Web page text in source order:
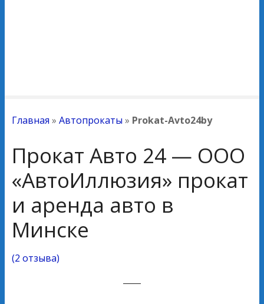
Главная » Автопрокаты » Prokat-Avto24by
Прокат Авто 24 — ООО
«АвтоИллюзия» прокат
и аренда авто в
Минске
(2 отзыва)